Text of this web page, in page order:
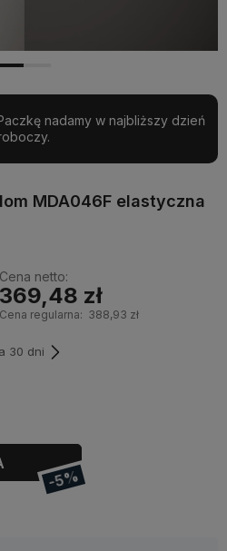
nadamy w najbliższy dzień
MDA046F elastyczna
Cena netto:
369,48 zł
Cena regularna: 388,93 zł
30 dni
-5%